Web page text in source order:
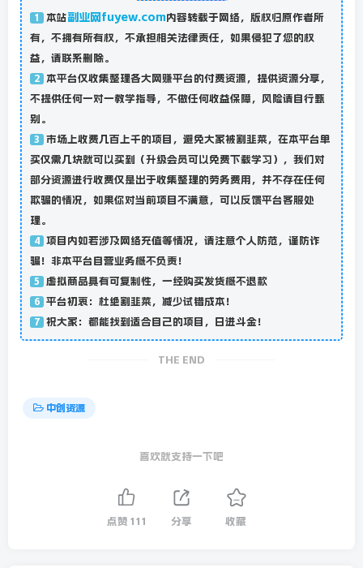
1 本站副业网fuyew.com内容转载于网络，版权归原作者所
有，不拥有所有权，不承担相关法律责任，如果侵犯了您的权
益，请联系删除。
2 本平台仅收集整理各大网赚平台的付费资源，提供资源分享，
不提供任何一对一教学指导，不做任何收益保障，风险请自行甄
别。
3 市场上收费几百上千的项目，避免大家被割韭菜，在本平台单
买仅需几块就可以买到（升级会员可以免费下载学习），我们对
部分资源进行收费仅是出于收集整理的劳务费用，并不存在任何
欺骗的情况，如果你对当前项目不满意，可以反馈平台客服处
理。
4 项目内如若涉及网络充值等情况，请注意个人防范，谨防诈
骗！非本平台自营业务概不负责！
5 虚拟商品具有可复制性，一经购买发货概不退款
6 平台初衷：杜绝割韭菜，减少试错成本！
7 祝大家：都能找到适合自己的项目，日进斗金！
THE END
中创资源
喜欢就支持一下吧
点赞 111 分享 收藏